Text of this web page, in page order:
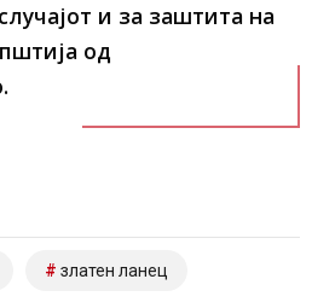
и за заштита на
од
златен ланец